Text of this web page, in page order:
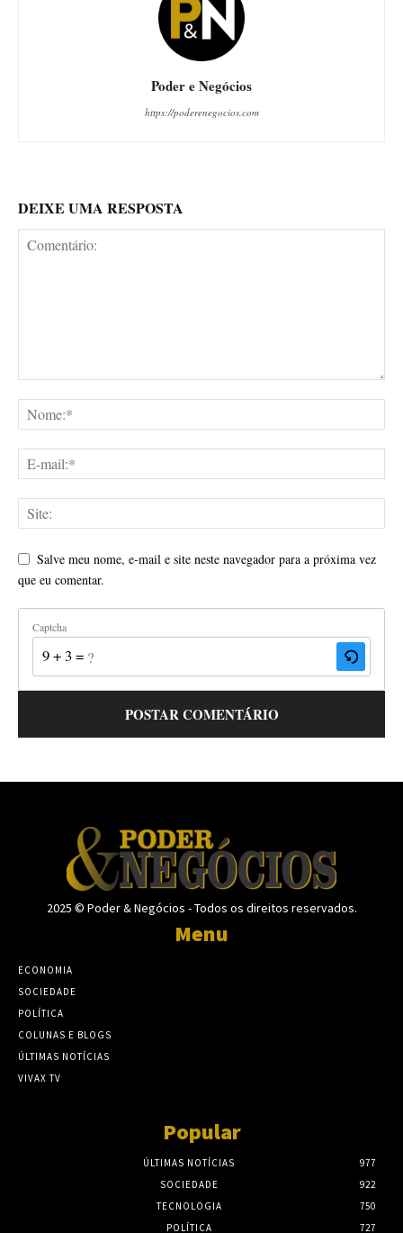
Poder e Negócios
https://poderenegocios.com
DEIXE UMA RESPOSTA
Salve meu nome, e-mail e site neste navegador para a próxima vez
que eu comentar.
Captcha
9 + 3 = ?
2025 © Poder & Negócios - Todos os direitos reservados.
Menu
ECONOMIA
SOCIEDADE
POLÍTICA
COLUNAS E BLOGS
ÚLTIMAS NOTÍCIAS
VIVAX TV
Popular
ÚLTIMAS NOTÍCIAS
977
SOCIEDADE
922
TECNOLOGIA
750
POLÍTICA
727